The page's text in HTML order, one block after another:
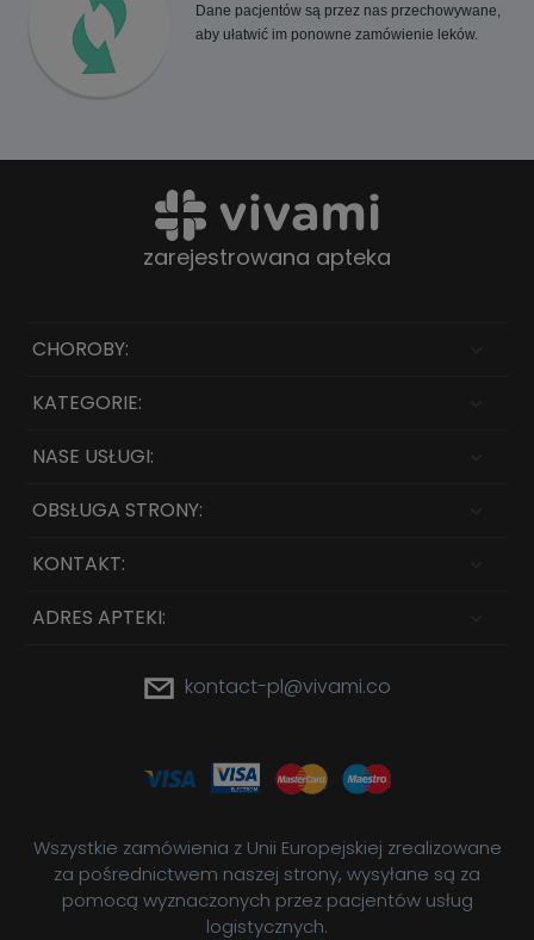
Dane pacjentów są przez nas przechowywane,
aby ułatwić im ponowne zamówienie leków.
zarejestrowana apteka
CHOROBY:
KATEGORIE:
NASE USŁUGI:
OBSŁUGA STRONY:
KONTAKT:
ADRES APTEKI:
kontact-pl@vivami.co
Wszystkie zamówienia z Unii Europejskiej zrealizowane
za pośrednictwem naszej strony, wysyłane są za
pomocą wyznaczonych przez pacjentów usług
logistycznych.